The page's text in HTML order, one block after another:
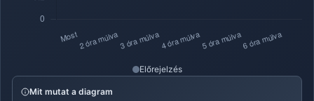
Előrejelzés
Mit mutat a diagram